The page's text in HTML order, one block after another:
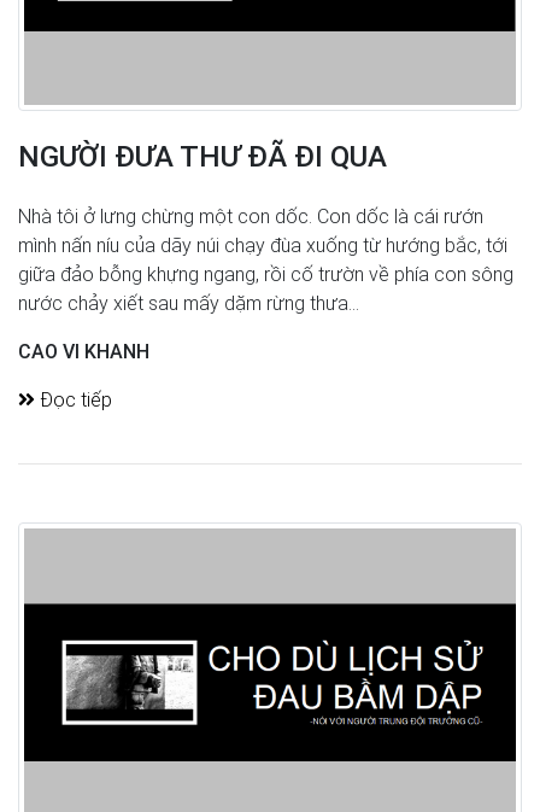
NGƯỜI ĐƯA THƯ ĐÃ ĐI QUA
Nhà tôi ở lưng chừng một con dốc. Con dốc là cái rướn
mình nấn níu của dãy núi chạy đùa xuống từ hướng bắc, tới
giữa đảo bỗng khựng ngang, rồi cố trườn về phía con sông
nước chảy xiết sau mấy dặm rừng thưa...
CAO VI KHANH
Đọc tiếp